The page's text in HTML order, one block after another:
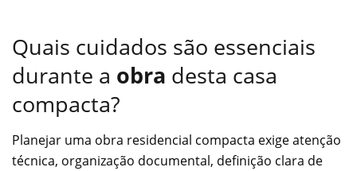
Quais cuidados são essenciais
durante a obra desta casa
compacta?
Planejar uma obra residencial compacta exige atenção
técnica, organização documental, definição clara de